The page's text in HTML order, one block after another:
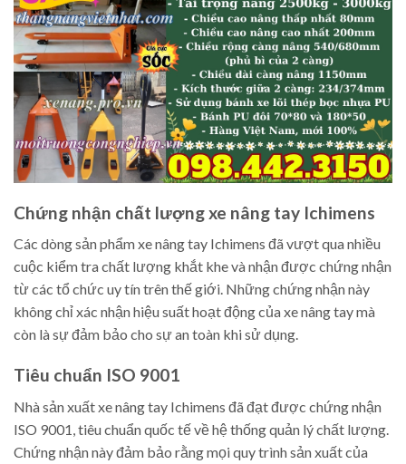
Chứng nhận chất lượng xe nâng tay Ichimens
Các dòng sản phẩm xe nâng tay Ichimens đã vượt qua nhiều
cuộc kiểm tra chất lượng khắt khe và nhận được chứng nhận
từ các tổ chức uy tín trên thế giới. Những chứng nhận này
không chỉ xác nhận hiệu suất hoạt động của xe nâng tay mà
còn là sự đảm bảo cho sự an toàn khi sử dụng.
Tiêu chuẩn ISO 9001
Nhà sản xuất xe nâng tay Ichimens đã đạt được chứng nhận
ISO 9001, tiêu chuẩn quốc tế về hệ thống quản lý chất lượng.
Chứng nhận này đảm bảo rằng mọi quy trình sản xuất của